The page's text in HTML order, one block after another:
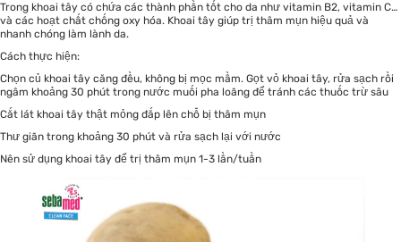
Trong khoai tây có chứa các thành phần tốt cho da như vitamin B2, vitamin C…
và các hoạt chất chống oxy hóa. Khoai tây giúp trị thâm mụn hiệu quả và
nhanh chóng làm lành da.
Cách thực hiện:
Chọn củ khoai tây căng đều, không bị mọc mầm. Gọt vỏ khoai tây, rửa sạch rồi
ngâm khoảng 30 phút trong nước muối pha loãng để tránh các thuốc trừ sâu
Cắt lát khoai tây thật mỏng đắp lên chỗ bị thâm mụn
Thư giãn trong khoảng 30 phút và rửa sạch lại với nước
Nên sử dụng khoai tây để trị thâm mụn 1-3 lần/tuần